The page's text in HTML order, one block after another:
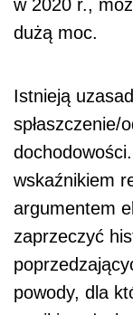
w 2020 r.,
dużą moc.
Istnieją
spłaszczenie/
wskaźnikiem
argumentem
zaprzeczyć
powody, dla